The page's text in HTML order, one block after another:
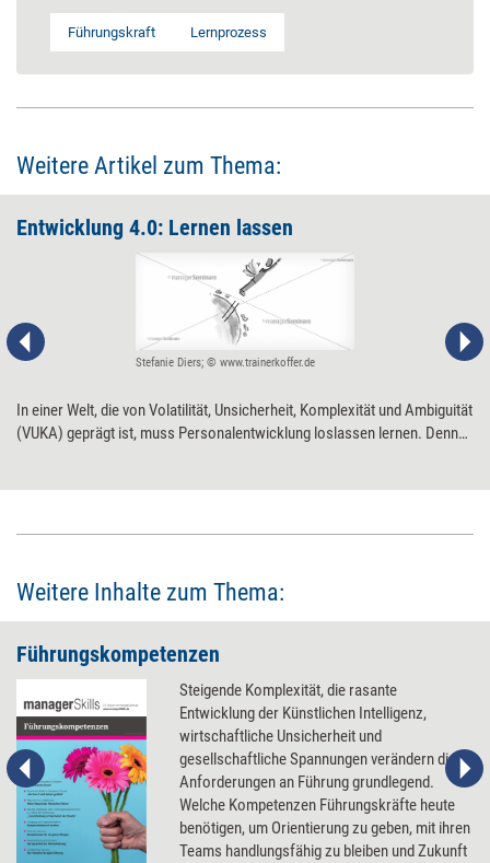
Führungskraft Lernprozess
Weitere Artikel zum Thema:
Entwicklung 4.0: Lernen lassen
Stefanie Diers; © www.trainerkoffer.de
In einer Welt, die von Volatilität, Unsicherheit, Komplexität und Ambiguität
(VUKA) geprägt ist, muss Personalentwicklung loslassen lernen. Denn
Weitere Inhalte zum Thema:
Führungskompetenzen
Steigende Komplexität, die rasante
Entwicklung der Künstlichen Intelligenz,
wirtschaftliche Unsicherheit und
gesellschaftliche Spannungen verändern die
Anforderungen an Führung grundlegend.
Welche Kompetenzen Führungskräfte heute
benötigen, um Orientierung zu geben, mit ihren
Teams handlungsfähig zu bleiben und Zukunft